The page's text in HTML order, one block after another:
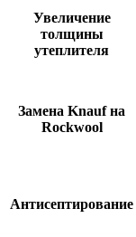
Увеличение
толщины
утеплителя
Замена Knauf на
Rockwool
Антисептирование